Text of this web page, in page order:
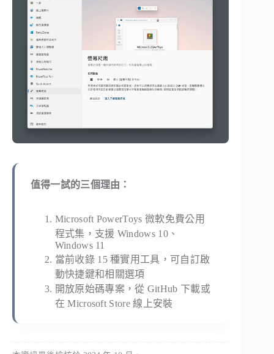
值得一試的三個理由：
Microsoft PowerToys 微軟免費公用
程式集，支援 Windows 10、
Windows 11
當前收錄 15 種實用工具，可自訂啟
動快捷鍵和相關選項
開放原始碼專案，從 GitHub 下載或
在 Microsoft Store 線上安裝